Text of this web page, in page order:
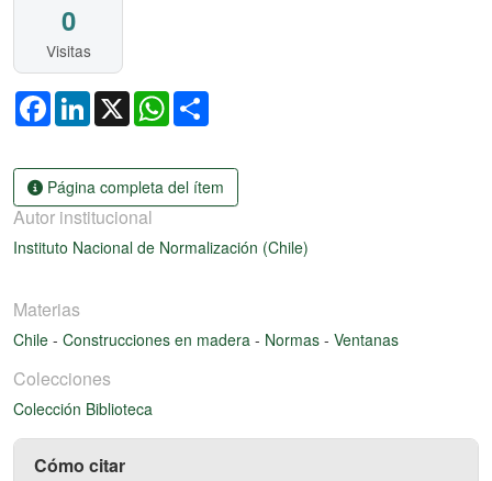
0
Visitas
FacebookLinkedIn
X WhatsApp
Página completa del ítem
Autor institucional
Instituto Nacional de Normalización (Chile)
Materias
Chile - Construcciones en madera - Normas - Ventanas
Colecciones
Colección Biblioteca
Cómo citar